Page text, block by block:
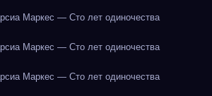
Маркес — Сто лет одиночества
Маркес — Сто лет одиночества
Маркес — Сто лет одиночества